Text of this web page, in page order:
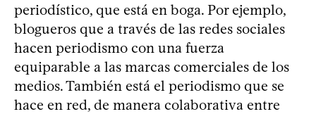
periodístico, que está en boga. Por ejemplo,
blogueros que a través de las redes sociales
hacen periodismo con una fuerza
equiparable a las marcas comerciales de los
medios. También está el periodismo que se
hace en red, de manera colaborativa entre